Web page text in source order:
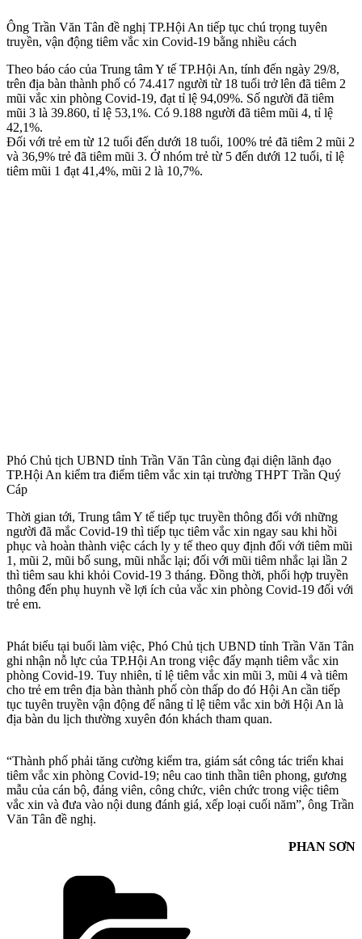
Ông Trần Văn Tân đề nghị TP.Hội An tiếp tục chú trọng tuyên
truyền, vận động tiêm vắc xin Covid-19 bằng nhiều cách
Theo báo cáo của Trung tâm Y tế TP.Hội An, tính đến ngày 29/8,
trên địa bàn thành phố có 74.417 người từ 18 tuổi trở lên đã tiêm 2
mũi vắc xin phòng Covid-19, đạt tỉ lệ 94,09%. Số người đã tiêm
mũi 3 là 39.860, tỉ lệ 53,1%. Có 9.188 người đã tiêm mũi 4, tỉ lệ
42,1%.
Đối với trẻ em từ 12 tuổi đến dưới 18 tuổi, 100% trẻ đã tiêm 2 mũi 2
và 36,9% trẻ đã tiêm mũi 3. Ở nhóm trẻ từ 5 đến dưới 12 tuổi, tỉ lệ
tiêm mũi 1 đạt 41,4%, mũi 2 là 10,7%.
Phó Chủ tịch UBND tỉnh Trần Văn Tân cùng đại diện lãnh đạo
TP.Hội An kiểm tra điểm tiêm vắc xin tại trường THPT Trần Quý
Cáp
Thời gian tới, Trung tâm Y tế tiếp tục truyền thông đối với những
người đã mắc Covid-19 thì tiếp tục tiêm vắc xin ngay sau khi hồi
phục và hoàn thành việc cách ly y tế theo quy định đối với tiêm mũi
1, mũi 2, mũi bổ sung, mũi nhắc lại; đối với mũi tiêm nhắc lại lần 2
thì tiêm sau khi khỏi Covid-19 3 tháng. Đồng thời, phối hợp truyền
thông đến phụ huynh về lợi ích của vắc xin phòng Covid-19 đối với
trẻ em.
Phát biểu tại buổi làm việc, Phó Chủ tịch UBND tỉnh Trần Văn Tân
ghi nhận nỗ lực của TP.Hội An trong việc đẩy mạnh tiêm vắc xin
phòng Covid-19. Tuy nhiên, tỉ lệ tiêm vắc xin mũi 3, mũi 4 và tiêm
cho trẻ em trên địa bàn thành phố còn thấp do đó Hội An cần tiếp
tục tuyên truyền vận động để nâng tỉ lệ tiêm vắc xin bởi Hội An là
địa bàn du lịch thường xuyên đón khách tham quan.
“Thành phố phải tăng cường kiểm tra, giám sát công tác triển khai
tiêm vắc xin phòng Covid-19; nêu cao tinh thần tiên phong, gương
mẫu của cán bộ, đảng viên, công chức, viên chức trong việc tiêm
vắc xin và đưa vào nội dung đánh giá, xếp loại cuối năm”, ông Trần
Văn Tân đề nghị.
PHAN SƠN